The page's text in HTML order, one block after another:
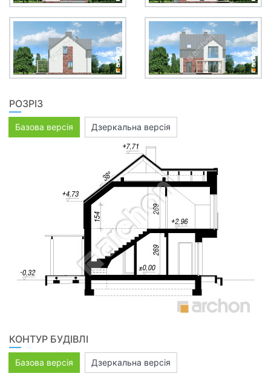
РОЗРІЗ
Базова версія Дзеркальна версія
КОНТУР БУДІВЛІ
Базова версія Дзеркальна версія